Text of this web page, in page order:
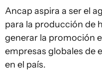
Ancap aspira a ser el
para la producción de
generar la promoción
empresas globales de
en el país.